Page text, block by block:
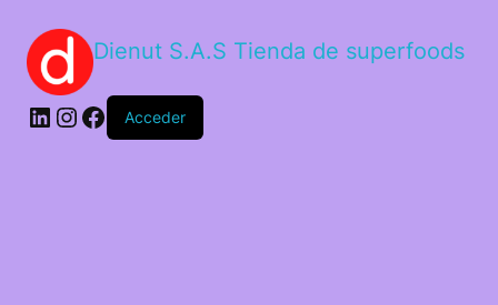
Dienut S.A.S Tienda de superfoods
Acceder